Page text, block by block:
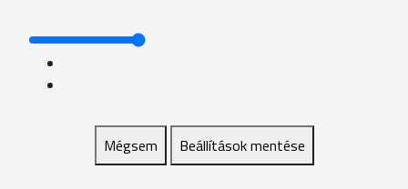
Mégsem Beállítások mentése